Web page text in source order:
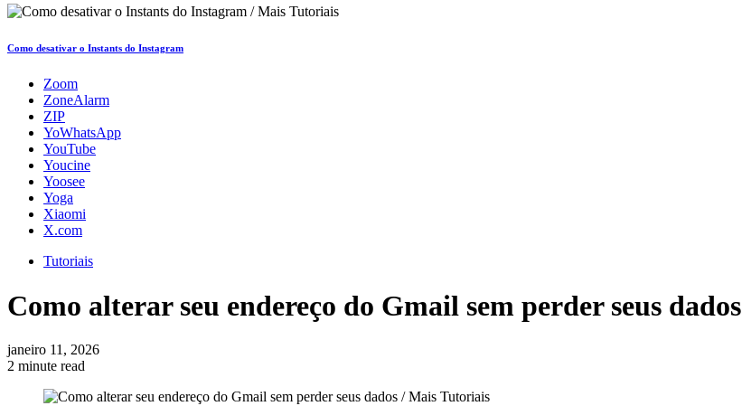
Como desativar o Instants do Instagram
Zoom
ZoneAlarm
ZIP
YoWhatsApp
YouTube
Youcine
Yoosee
Yoga
Xiaomi
X.com
Tutoriais
Como alterar seu endereço do Gmail sem perder seus dados
janeiro 11, 2026
2 minute read